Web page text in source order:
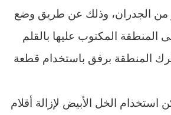
من الجدران، وذلك عن طريق وضع
المنطقة المكتوب عليها بالقلم
المنطقة برفق باستخدام قطعة
استخدام الخل الأبيض لإزالة أقلام